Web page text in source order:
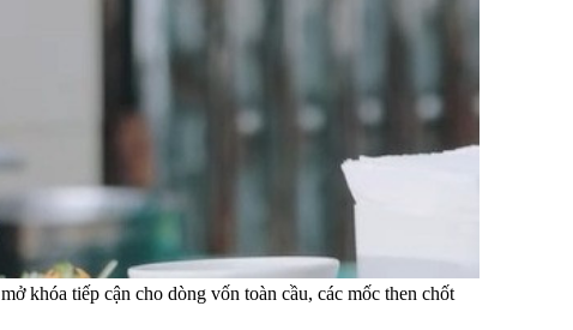
khóa tiếp cận cho dòng vốn toàn cầu, các mốc then chốt